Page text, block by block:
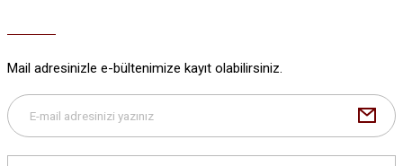
Bu ürüne benzer farklı alternatifler olmalı.
Mail adresinizle e-bültenimize kayıt olabilirsiniz.